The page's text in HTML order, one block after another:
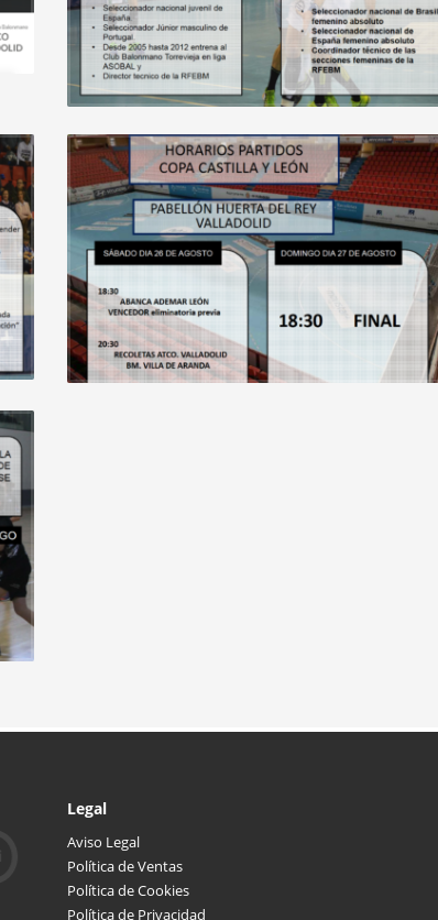
Legal
Aviso Legal
Política de Ventas
Política de Cookies
Política de Privacidad